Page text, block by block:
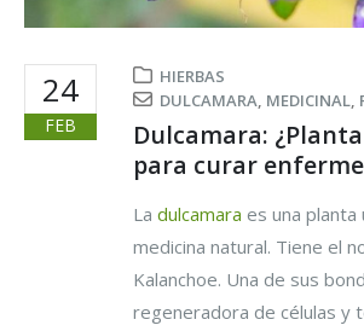
24
FEB
HIERBAS
DULCAMARA, MEDICINAL,
Dulcamara:
para curar
La dulcamara es una planta
medicina natural. Tiene el
Kalanchoe. Una de sus
regeneradora de células y